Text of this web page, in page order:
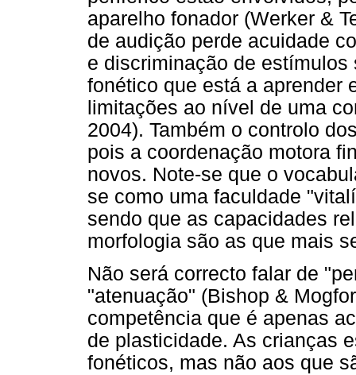
aparelho fonador (Werker &
de audição perde acuidade
e discriminação de
fonético que está a aprender
limitações ao nível de uma
2004). Também o controlo
pois a coordenação motora
novos. Note-se que o
se como uma faculdade
sendo que as capacidades
morfologia são as que mais
Não será correcto falar de
"atenuação" (Bishop &
competência que é apenas
de plasticidade. As crianças
fonéticos, mas não aos que